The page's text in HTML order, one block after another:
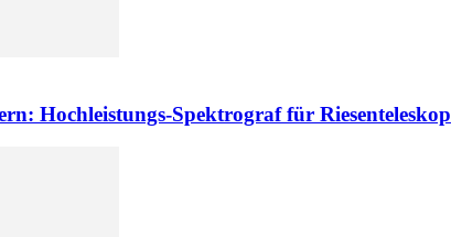
Hochleistungs-Spektrograf für Riesenteleskop